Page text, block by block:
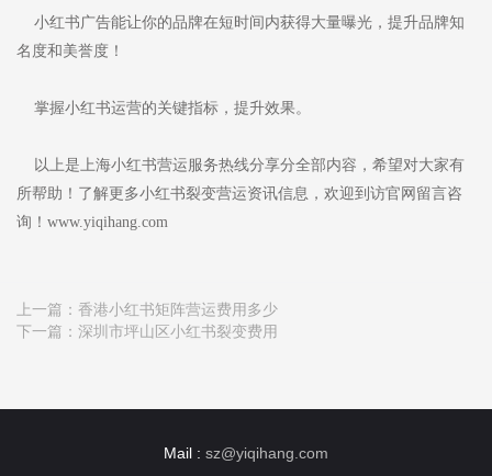
小红书广告能让你的品牌在短时间内获得大量曝光，提升品牌知
名度和美誉度！
掌握小红书运营的关键指标，提升效果。
以上是上海小红书营运服务热线分享分全部内容，希望对大家有
所帮助！了解更多小红书裂变营运资讯信息，欢迎到访官网留言咨
询！www.yiqihang.com
上一篇： 香港小红书矩阵营运费用多少
下一篇： 深圳市坪山区小红书裂变费用
Mail : sz@yiqihang.com